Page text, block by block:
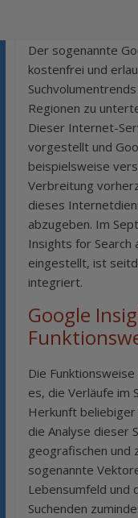
Der sogenannte
kostenfrei und
Regionen zu
Dieser Internet-
vorgestellt und
beispielsweise
Verbreitung
dieses
abzugeben. Im
Insights for Search
eingestellt, ist
integriert.
Google
Die
es, die Verläufe im
Herkunft beliebiger
die Analyse dieser
geografischen und
sogenannte
Lebensumfeld und
Suchenden